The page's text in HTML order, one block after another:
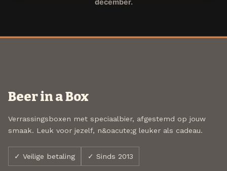
Beer in a Box
Verrassingsboxen met speciaalbier, afgestemd op jouw
smaak. Leuk voor jezelf, n&oacute;g leuker als cadeau.
✓ Veilige betaling ✓ Sinds 2013